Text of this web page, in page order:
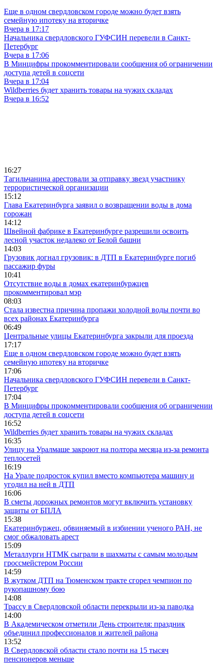
Еще в одном свердловском городе можно будет взять
семейную ипотеку на вторичке
Вчера в 17:17
Начальника свердловского ГУФСИН перевели в Санкт-
Петербург
Вчера в 17:06
В Минцифры прокомментировали сообщения об ограничении
доступа детей в соцсети
Вчера в 17:04
Wildberries будет хранить товары на чужих складах
Вчера в 16:52
16:27
Тагильчанина арестовали за отправку звезд участнику
террористической организации
15:12
Глава Екатеринбурга заявил о возвращении воды в дома
горожан
14:12
Швейной фабрике в Екатеринбурге разрешили освоить
лесной участок недалеко от Белой башни
14:03
Грузовик догнал грузовик: в ДТП в Екатеринбурге погиб
пассажир фуры
10:41
Отсутствие воды в домах екатеринбуржцев
прокомментировал мэр
08:03
Стала известна причина пропажи холодной воды почти во
всех районах Екатеринбурга
06:49
Центральные улицы Екатеринбурга закрыли для проезда
17:17
Еще в одном свердловском городе можно будет взять
семейную ипотеку на вторичке
17:06
Начальника свердловского ГУФСИН перевели в Санкт-
Петербург
17:04
В Минцифры прокомментировали сообщения об ограничении
доступа детей в соцсети
16:52
Wildberries будет хранить товары на чужих складах
16:35
Улицу на Уралмаше закроют на полтора месяца из-за ремонта
теплосетей
16:19
На Урале подросток купил вместо компьютера машину и
угодил на ней в ДТП
16:06
В сметы дорожных ремонтов могут включить установку
защиты от БПЛА
15:38
Екатеринбуржец, обвиняемый в избиении ученого РАН, не
смог обжаловать арест
15:09
Металлурги НТМК сыграли в шахматы с самым молодым
гроссмейстером России
14:59
В жутком ДТП на Тюменском тракте сгорел чемпион по
рукопашному бою
14:08
Трассу в Свердловской области перекрыли из-за паводка
14:00
В Академическом отметили День строителя: праздник
объединил профессионалов и жителей района
13:52
В Свердловской области стало почти на 15 тысяч
пенсионеров меньше